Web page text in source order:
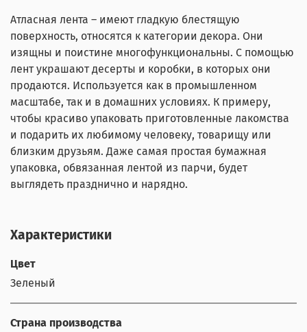
Атласная лента – имеют гладкую блестящую
поверхность, относятся к категории декора. Они
изящны и поистине многофункциональны. С помощью
лент украшают десерты и коробки, в которых они
продаются. Используется как в промышленном
масштабе, так и в домашних условиях. К примеру,
чтобы красиво упаковать приготовленные лакомства
и подарить их любимому человеку, товарищу или
близким друзьям. Даже самая простая бумажная
упаковка, обвязанная лентой из парчи, будет
выглядеть празднично и нарядно.
Характеристики
Цвет
Зеленый
Страна производства